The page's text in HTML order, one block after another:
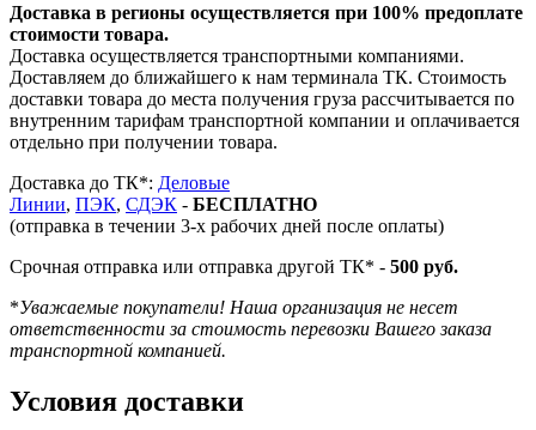
Доставка в регионы осуществляется при 100% предоплате
стоимости товара.
Доставка осуществляется транспортными компаниями.
Доставляем до ближайшего к нам терминала ТК. Стоимость
доставки товара до места получения груза рассчитывается по
внутренним тарифам транспортной компании и оплачивается
отдельно при получении товара.
Доставка до ТК*: Деловые
Линии, ПЭК, СДЭК - БЕСПЛАТНО
(отправка в течении 3-х рабочих дней после оплаты)
Срочная отправка или отправка другой ТК* - 500 руб.
*Уважаемые покупатели! Наша организация не несет
ответственности за стоимость перевозки Вашего заказа
транспортной компанией.
Условия доставки